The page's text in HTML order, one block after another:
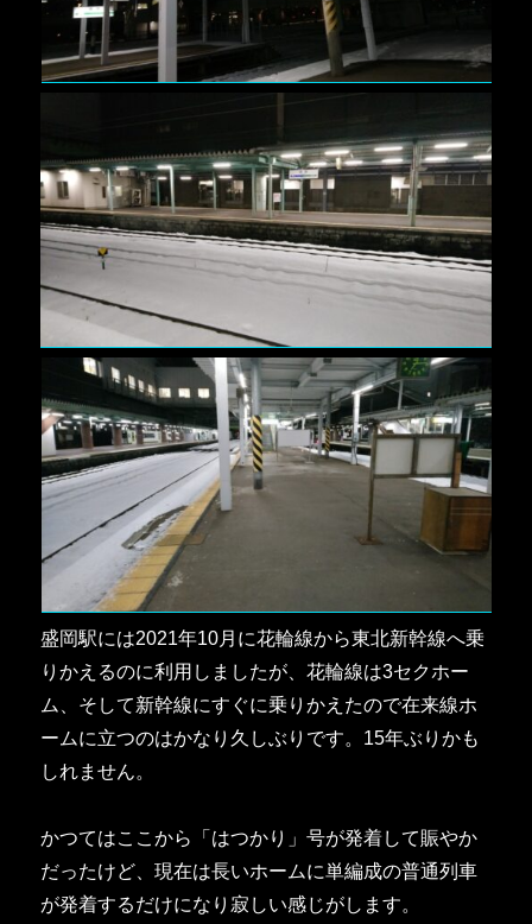
盛岡駅には2021年10月に花輪線から東北新幹線へ乗
りかえるのに利用しましたが、花輪線は3セクホー
ム、そして新幹線にすぐに乗りかえたので在来線ホ
ームに立つのはかなり久しぶりです。15年ぶりかも
しれません。
かつてはここから「はつかり」号が発着して賑やか
だったけど、現在は長いホームに単編成の普通列車
が発着するだけになり寂しい感じがします。